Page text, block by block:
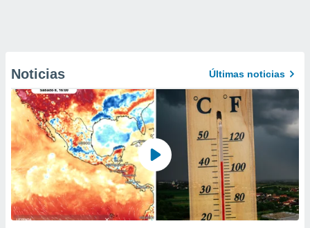
Noticias Últimas noticias